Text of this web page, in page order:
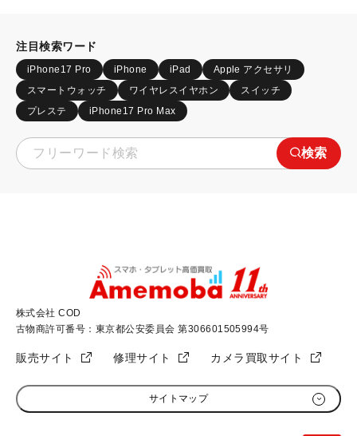
注目検索ワード
iPhone17 Pro iPhone iPad
Apple アクセサリ
スマートウォッチ
ワイヤレスイヤホン
スイッチ
プレステ
iPhone17 Pro Max
検索
株式会社 COD
古物商許可番号：東京都公安委員会 第306601505994号
販売サイト 修理サイト カメラ買取サイト
サイトマップ